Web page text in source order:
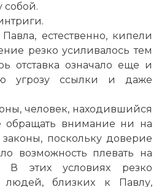
собой.
естественно, кипели
резко усиливалось тем
отставка означало еще и
угрозу ссылки и даже
человек, находившийся
обращать внимание ни на
поскольку доверие
возможность плевать на
В этих условиях резко
людей, близких к Павлу,